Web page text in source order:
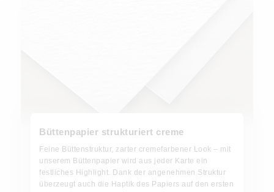
Büttenpapier strukturiert creme
Feine Büttenstruktur, zarter cremefarbener Look – mit
unserem Büttenpapier wird aus jeder Karte ein
festliches Highlight. Dank der angenehmen Struktur
überzeugt auch die Haptik des Papiers auf den ersten